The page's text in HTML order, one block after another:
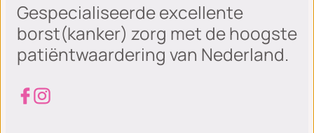
Gespecialiseerde excellente
borst(kanker) zorg met de hoogste
patiëntwaardering van Nederland.